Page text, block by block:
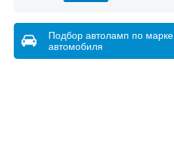
Подбор автоламп по марке
автомобиля